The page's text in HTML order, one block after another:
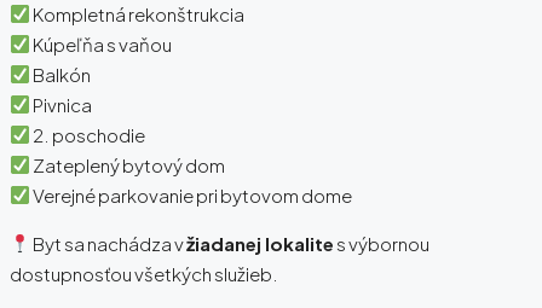
Kompletná rekonštrukcia
Kúpeľňa s vaňou
Balkón
Pivnica
2. poschodie
Zateplený bytový dom
Verejné parkovanie pri bytovom dome
Byt sa nachádza vžiadanej lokalite s výbornou
dostupnosťou všetkých služieb.